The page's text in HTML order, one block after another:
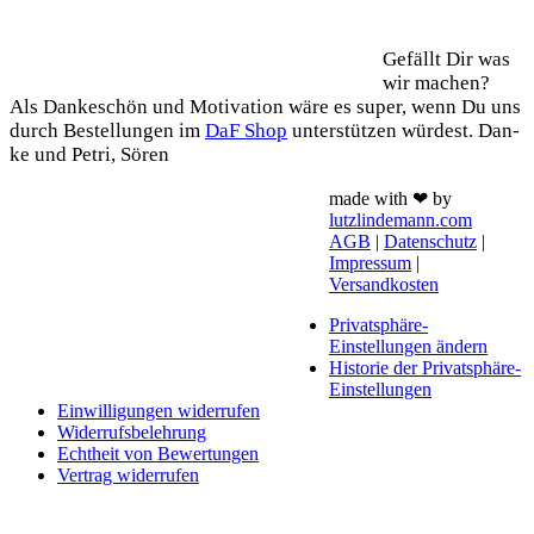
Gefällt Dir was
wir machen?
Als Dan­ke­schön und Moti­va­ti­on wäre es super, wenn Du uns
durch Bestel­lun­gen im DaF Shop unter­stüt­zen wür­dest. Dan­
ke und Petri, Sören
made with ❤ by
lutzlindemann.com
AGB | Datenschutz |
Impressum |
Versandkosten
Privatsphäre-
Einstellungen ändern
Historie der Privatsphäre-
Einstellungen
Einwilligungen widerrufen
Widerrufsbelehrung
Echtheit von Bewertungen
Vertrag widerrufen